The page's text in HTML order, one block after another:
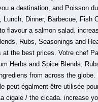
a destination, and Poisson
Dinner, Barbecue, Fish
flavour a salmon salad.
Rubs, Seasonings and
the best prices. Votre chef
Herbs and Spice Blends,
from across the
peut égalment être utilisée
cigale / the cicada. increase